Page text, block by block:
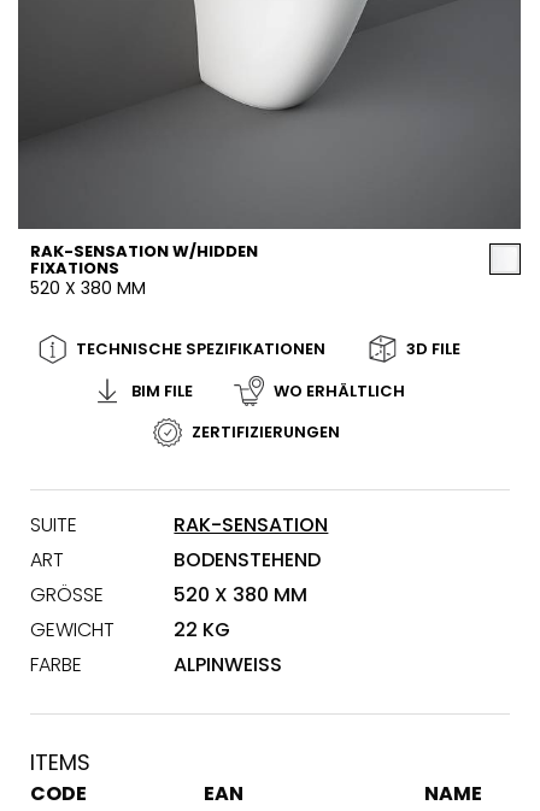
RAK-SENSATION W/HIDDEN
FIXATIONS
520 X 380 MM
TECHNISCHE SPEZIFIKATIONEN
3D FILE
BIM FILE
WO ERHÄLTLICH
ZERTIFIZIERUNGEN
SUITE
RAK-SENSATION
ART
BODENSTEHEND
GRÖSSE
520 X 380 MM
GEWICHT
22 KG
FARBE
ALPINWEISS
ITEMS
CODE EAN
NAME